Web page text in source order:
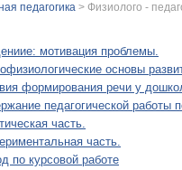
педагогика > Физиолого -
мотивация проблемы.
основы
формирования речи у
педагогической работы
часть.
часть.
по курсовой работе